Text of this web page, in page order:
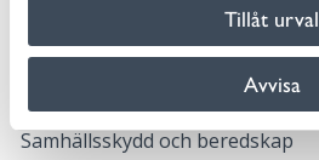
Tillåt urval
Avvisa
Öppna förskolan Safiren
Pressmeddelande
Samhällsskydd och beredskap